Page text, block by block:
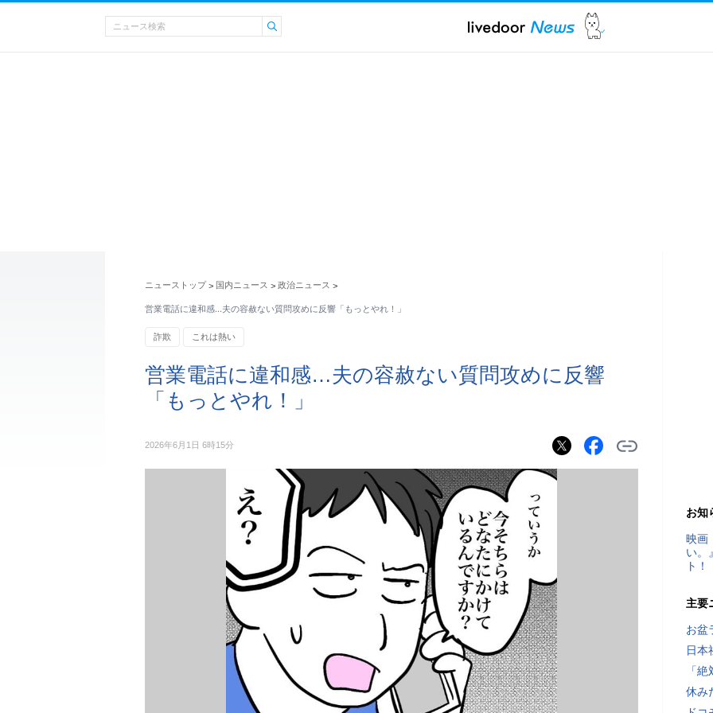
ニューストップ > 国内ニュース > 政治ニュース >
営業電話に違和感…夫の容赦ない質問攻めに反響「もっとやれ！」
詐欺 これは熱い
営業電話に違和感…夫の容赦ない質問攻めに反響
「もっとやれ！」
2026年6月1日 6時15分
お知
映画
い。
ト！
主要
お盆
日本
「
休み